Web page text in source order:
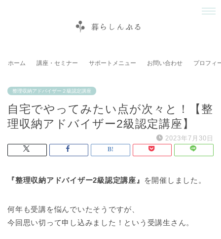
ホーム 講座・セミナー サポートメニュー お問い合わせ プロフィ
整理収納アドバイザー２級認定講座
自宅でやってみたい点が次々と！【整
理収納アドバイザー2級認定講座】
2023年7月30日
『整理収納アドバイザー2級認定講座』 を開催しました。
何年も受講を悩んでいたそうですが、
今回思い切って申し込みました！という受講生さん。